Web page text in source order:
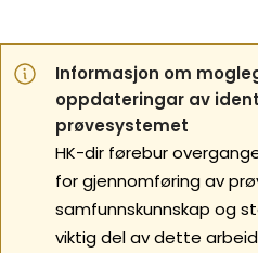
Informasjon om
oppdateringar av
prøvesystemet
HK-dir førebur
for gjennomføring av
samfunnskunnskap og
viktig del av dette